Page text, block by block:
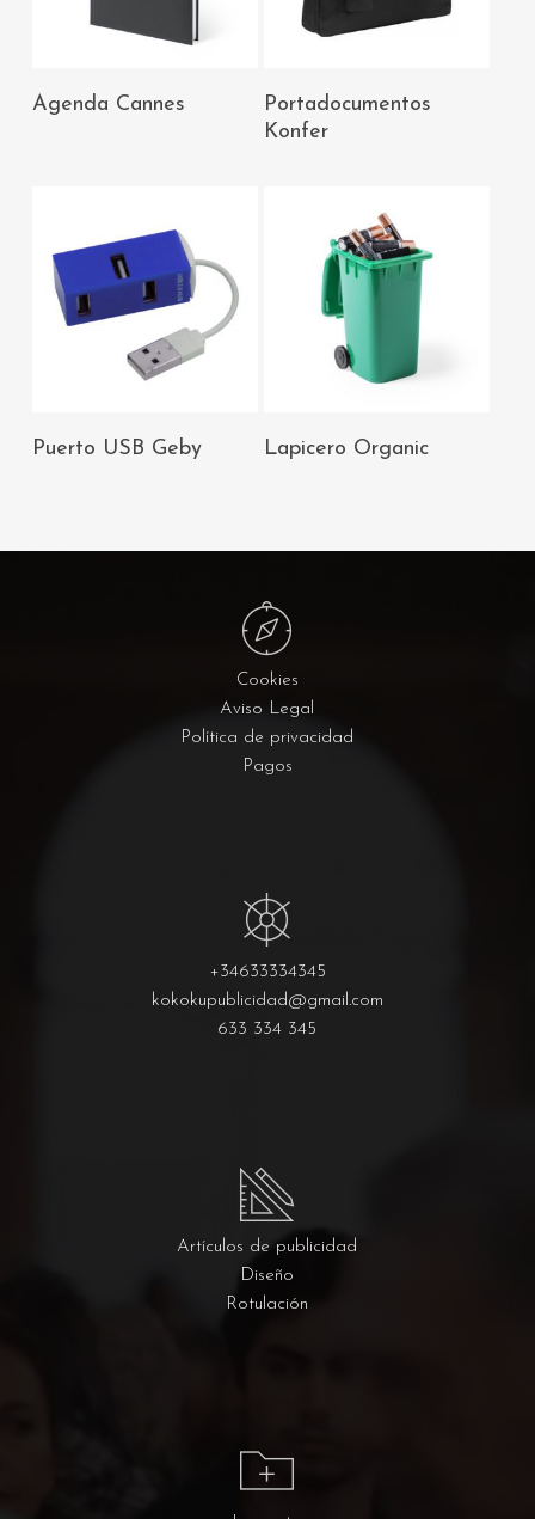
AÑADIR AL
Agenda Cannes
AÑADIR AL
Portadocumentos
Konfer
AÑADIR AL
CARRITO
Puerto USB Geby
AÑADIR AL
CARRITO
Lapicero Organic
Cookies
Aviso Legal
Política de privacidad
Pagos
+34633334345
kokokupublicidad@gmail.com
633 334 345
Artículos de publicidad
Diseño
Rotulación